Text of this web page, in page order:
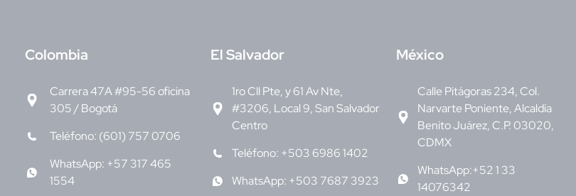
Colombia
Carrera 47A #95-56 oficina
305 / Bogotá
Teléfono: (601) 757 0706
WhatsApp: +57 317 465
1554
El Salvador
1ro Cll Pte, y 61 Av Nte,
#3206, Local 9, San Salvador
Centro
Teléfono: +503 6986 1402
WhatsApp: +503 7687 3923
México
Calle Pitágoras 234, Col.
Narvarte Poniente, Alcaldía
Benito Juárez, C.P. 03020,
CDMX
WhatsApp:+52 1 33
14076342